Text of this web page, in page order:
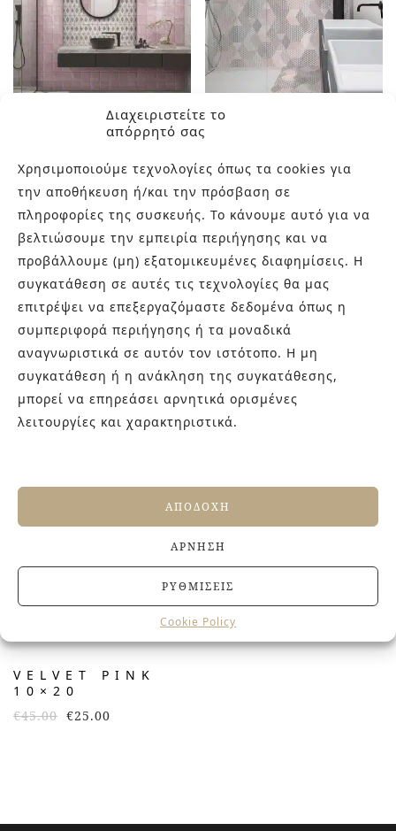
Διαχειριστείτε το
απόρρητό σας
Χρησιμοποιούμε τεχνολογίες όπως τα cookies για
την αποθήκευση ή/και την πρόσβαση σε
πληροφορίες της συσκευής. Το κάνουμε αυτό για να
βελτιώσουμε την εμπειρία περιήγησης και να
προβάλλουμε (μη) εξατομικευμένες διαφημίσεις. Η
συγκατάθεση σε αυτές τις τεχνολογίες θα μας
επιτρέψει να επεξεργαζόμαστε δεδομένα όπως η
συμπεριφορά περιήγησης ή τα μοναδικά
αναγνωριστικά σε αυτόν τον ιστότοπο. Η μη
συγκατάθεση ή η ανάκληση της συγκατάθεσης,
μπορεί να επηρεάσει αρνητικά ορισμένες
λειτουργίες και χαρακτηριστικά.
ΑΠΟΔΟΧΉ
ΆΡΝΗΣΗ
ΡΥΘΜΊΣΕΙΣ
Cookie Policy
SOFIA
TABARCA
COLOR
VELVET PINK
10×20
€45.00 €25.00